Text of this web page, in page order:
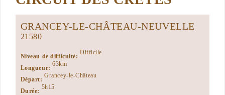
GRANCEY-LE-CHÂTEAU-NEUVELLE
21580
Niveau de difficulté:
Difficile
Longueur:
63km
Départ:
Grancey-le-Château
Durée:
5h15